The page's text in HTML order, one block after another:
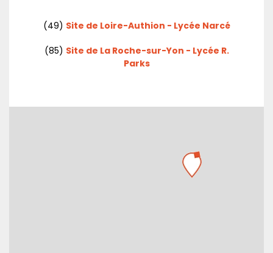
(49) Site de Loire-Authion - Lycée Narcé
(85) Site de La Roche-sur-Yon - Lycée R.
Parks